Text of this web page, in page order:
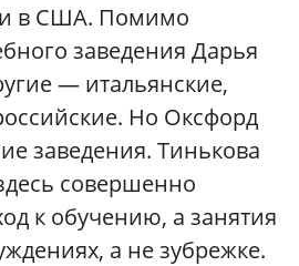
в США. Помимо
заведения Дарья
— итальянские,
Но Оксфорд
заведения. Тинькова
совершенно
к обучению, а занятия
а не зубрежке.